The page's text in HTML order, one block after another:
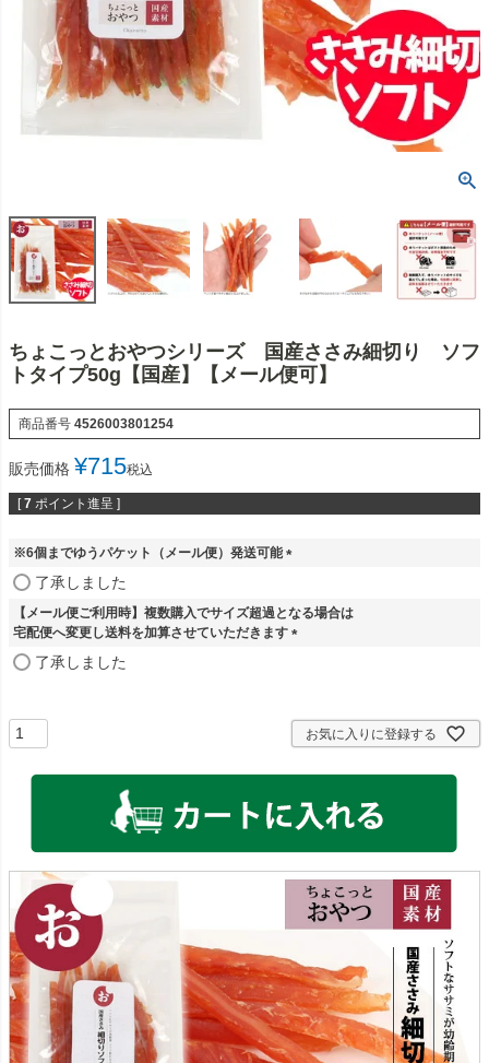
ちょこっとおやつシリーズ 国産ささみ細切り ソフ
トタイプ50g【国産】【メール便可】
商品番号 4526003801254
販売価格 ¥715税込
[ 7 ポイント進呈 ]
※6個までゆうパケット（メール便）発送可能
須
)
了承しました
【メール便ご利用時】複数購入でサイズ超過となる場合は
宅配便へ変更し送料を加算させていただきます
了承しました
お気に入りに登録する